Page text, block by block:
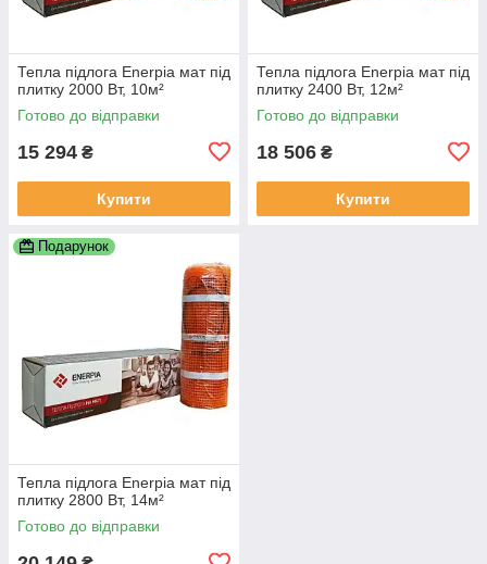
Тепла підлога Enerpia мат під
плитку 2000 Вт, 10м²
Готово до відправки
15 294 ₴
Купити
Тепла підлога Enerpia мат під
плитку 2400 Вт, 12м²
Готово до відправки
18 506 ₴
Купити
Подарунок
Тепла підлога Enerpia мат під
плитку 2800 Вт, 14м²
Готово до відправки